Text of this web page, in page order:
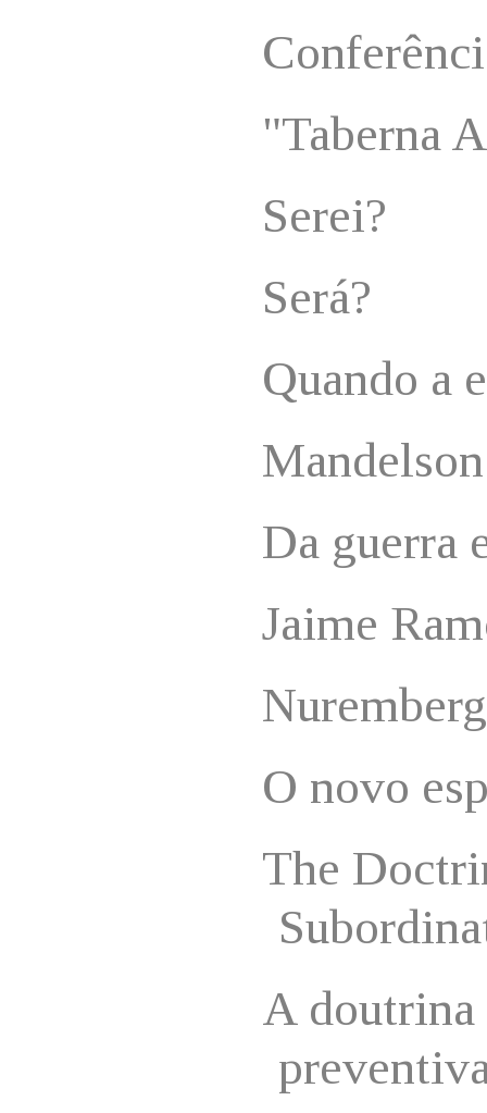
"Taberna
Serei?
Será?
Quando a
Mandelson
Da guerra
Jaime
O novo
The
A doutrina